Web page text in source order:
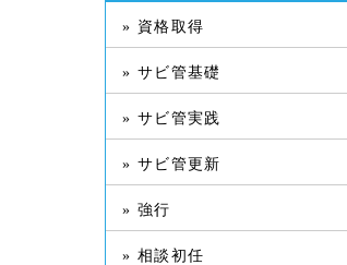
» 資格取得
» サビ管基礎
» サビ管実践
» サビ管更新
» 強行
» 相談初任